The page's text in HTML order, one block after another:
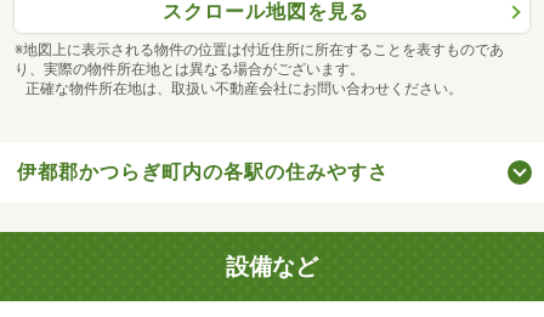
スクロール地図を見る
※地図上に表示される物件の位置は付近住所に所在することを表すものであ
り、実際の物件所在地とは異なる場合がございます。
正確な物件所在地は、取扱い不動産会社にお問い合わせください。
伊都郡かつらぎ町内の各駅の住みやすさ
設備など